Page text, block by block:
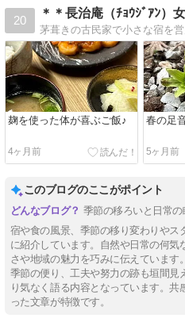
20
＊＊長治庵（ﾁｮｳｼﾞｱﾝ）
麹を使った体が喜ぶご飯♪
4ヶ月前
春の足
5ヶ月前
このブログのここがポイント
季節の移ろいと日常
宿や食の風景、季節の移り変わりやス
に紹介しています。自然や日常の何
さや地域の魅力を巧みに伝えています
季節の便り、工夫や努力の跡も垣間見
り気なく語る内容となっています。
った文章が特徴です。